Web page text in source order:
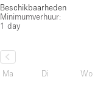
Beschikbaarheden
Minimumverhuur:
1 day
Ma
Di Wo